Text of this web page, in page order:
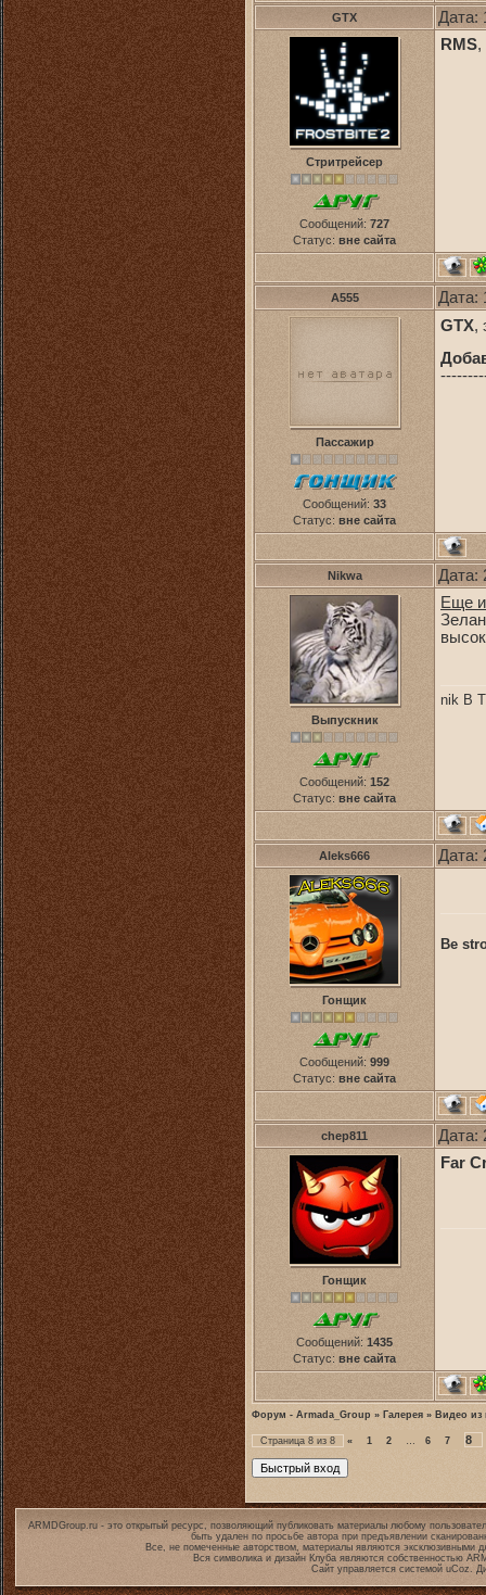
GTX Дата:
Стритрейсер
Сообщений: 727
Статус: вне сайта
RMS,
A555 Дата:
Пассажир
Сообщений: 33
Статус: вне сайта
GTX,
Nikwa Дата:
Выпускник
Сообщений: 152
Статус: вне сайта
Еще
nik В
Aleks666 Дата:
Гонщик
Сообщений: 999
Статус: вне сайта
Be
chep811 Дата:
Гонщик
Сообщений: 1435
Статус: вне сайта
Far
Форум - Armada_Group » Галерея » Видео из
Страница 8 из 8 « 1 2 … 6 7 8
ARMDGroup.ru - это открытый ресурс, позволяющий публиковать материалы любому
быть удален по просьбе автора при предъявлении
Все, не помеченные авторством, материалы являются эксклюзивными
Вся символика и дизайн Клуба являются собственностью
Сайт управляется системой uCoz.